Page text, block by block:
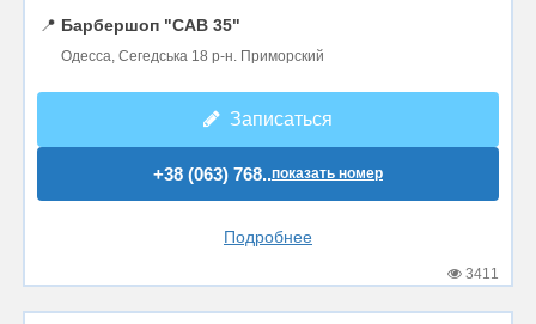
📍 Барбершоп "CAB 35"
Одесса, Сегедська 18 р-н. Приморский
Записаться
+38 (063) 768..показать номер
Подробнее
3411